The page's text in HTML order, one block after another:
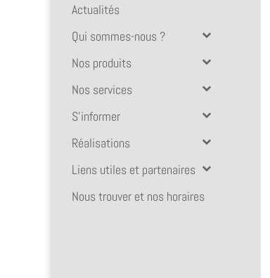
Actualités
Qui sommes-nous ?
Nos produits
Nos services
S’informer
Réalisations
Liens utiles et partenaires
Nous trouver et nos horaires